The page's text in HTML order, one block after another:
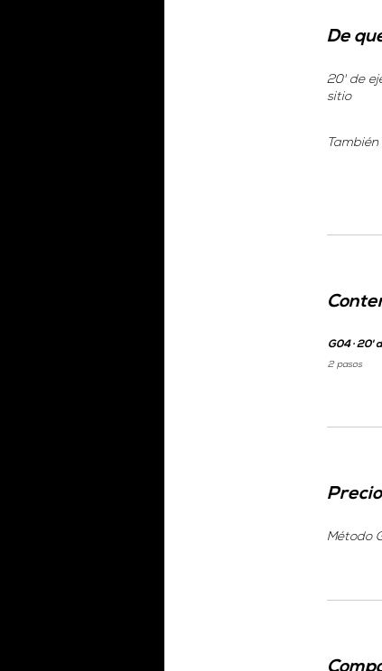
De
20' de
sitio
G04 · 20'
.
2 pasos
Precio
Método